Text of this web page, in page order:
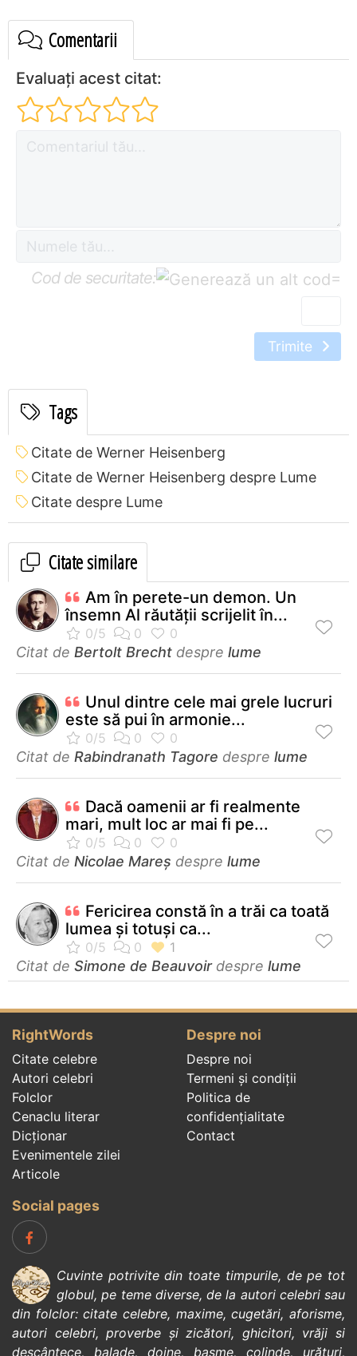
Comentarii
Evaluați acest citat:
Cod de securitate: =
Trimite
Tags
Citate de Werner Heisenberg
Citate de Werner Heisenberg despre Lume
Citate despre Lume
Citate similare
Am în perete-un demon. Un
însemn Al răutăţii scrijelit în...
Citat de Bertolt Brecht despre lume
Unul dintre cele mai grele lucruri
este să pui în armonie...
Citat de Rabindranath Tagore despre lume
Dacă oamenii ar fi realmente
mari, mult loc ar mai fi pe...
Citat de Nicolae Mareș despre lume
Fericirea constă în a trăi ca toată
lumea şi totuşi ca...
Citat de Simone de Beauvoirdespre lume
RightWords
Citate celebre
Autori celebri
Folclor
Cenaclu literar
Dicționar
Evenimentele zilei
Articole
Despre noi
Despre noi
Termeni și condiții
Politica de
confidenţialitate
Contact
Social pages
Cuvinte potrivite din toate timpurile, de pe tot
globul, pe teme diverse, de la autori celebrisau
din folclor:citate celebre, maxime,cugetări,aforisme,
autori celebri,proverbe și zicători, ghicitori, vrăji si
descântece, balade, doine, basme, colinde, urături,